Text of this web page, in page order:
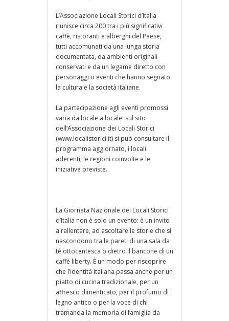
L’Associazione Locali Storici d’Italia
riunisce circa 200 tra i più significativi
caffè, ristoranti e alberghi del Paese,
tutti accomunati da una lunga storia
documentata, da ambienti originali
conservati e da un legame diretto con
personaggi o eventi che hanno segnato
la cultura e la società italiane.
La partecipazione agli eventi promossi
varia da locale a locale: sul sito
dell’Associazione dei Locali Storici
(www.localistorici.it) si può consultare il
programma aggiornato, i locali
aderenti, le regioni coinvolte e le
iniziative previste.
La Giornata Nazionale dei Locali Storici
d’Italia non è solo un evento: è un invito
a rallentare, ad ascoltare le storie che si
nascondono tra le pareti di una sala da
tè ottocentesca o dietro il bancone di un
caffè liberty. È un modo per riscoprire
che l’identità italiana passa anche per un
piatto di cucina tradizionale, per un
affresco dimenticato, per il profumo di
legno antico o per la voce di chi
tramanda la memoria di famiglia da